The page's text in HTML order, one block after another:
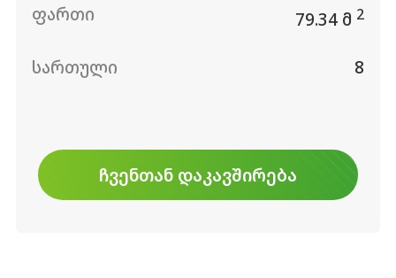
ფართი 79.34 მ 2
სართული 8
ᲩᲕᲔᲜᲗᲐᲜ ᲓᲐᲙᲐᲕᲨᲘᲠᲔᲑᲐ